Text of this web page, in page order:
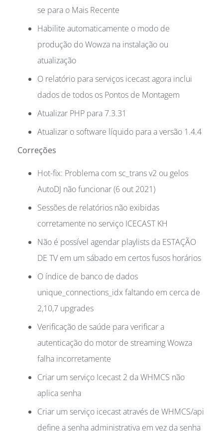
se para o Mais Recente
Habilite automaticamente o modo de
produção do Wowza na instalação ou
atualização
O relatório para serviços icecast agora inclui
dados de todos os Pontos de Montagem
Atualizar PHP para 7.3.31
Atualizar o software líquido para a versão 1.4.4
Correções
Hot-fix: Problema com sc_trans v2 ou gelos
AutoDJ não funcionar (6 out 2021)
Sessões de relatórios não exibidas
corretamente no serviço ICECAST KH
Não é possível agendar playlists da ESTAÇÃO
DE TV em um sábado em certos fusos horários
O índice de banco de dados
unique_connections_idx faltando em cerca de
2,10,7 upgrades
Verificação de saúde para verificar a
autenticação do motor de streaming Wowza
falha incorretamente
Criar um serviço Icecast 2 da WHMCS não
aplica senha
Criar um serviço icecast através de WHMCS/api
define a senha administrativa em vez da senha